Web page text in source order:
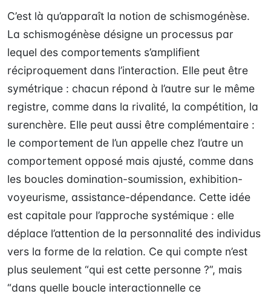
C’est là qu’apparaît la notion de schismogénèse.
La schismogénèse désigne un processus par
lequel des comportements s’amplifient
réciproquement dans l’interaction. Elle peut être
symétrique : chacun répond à l’autre sur le même
registre, comme dans la rivalité, la compétition, la
surenchère. Elle peut aussi être complémentaire :
le comportement de l’un appelle chez l’autre un
comportement opposé mais ajusté, comme dans
les boucles domination-soumission, exhibition-
voyeurisme, assistance-dépendance. Cette idée
est capitale pour l’approche systémique : elle
déplace l’attention de la personnalité des individus
vers la forme de la relation. Ce qui compte n’est
plus seulement “qui est cette personne ?”, mais
“dans quelle boucle interactionnelle ce